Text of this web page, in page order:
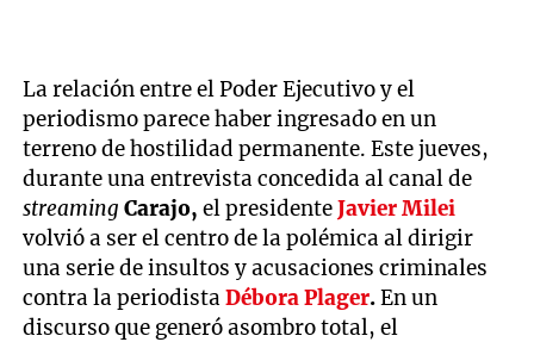
La relación entre el Poder Ejecutivo y el
periodismo parece haber ingresado en un
terreno de hostilidad permanente. Este jueves,
durante una entrevista concedida al canal de
streaming Carajo, el presidenteJavier Milei
volvió a ser el centro de la polémica al dirigir
una serie de insultos y acusaciones criminales
contra la periodistaDébora Plager.En un
discurso que generó asombro total, el